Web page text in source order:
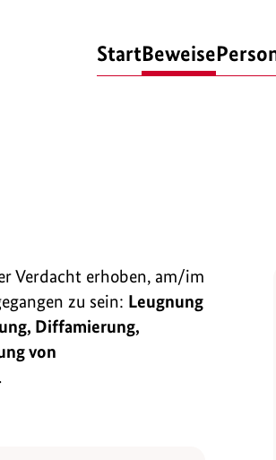
StartBeweise
Verdacht erhoben, am/im
zu sein: Leugnung
Diffamierung,
von
.